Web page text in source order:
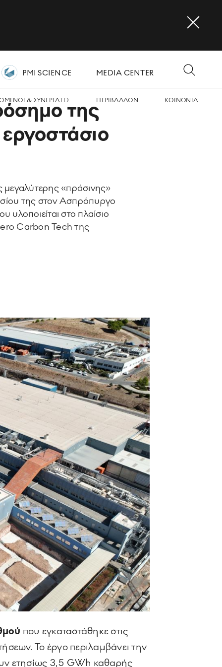
PMI SCIENCE MEDIA CENTER
& ΣΥΝΕΡΓΑΤΕΣ ΠΕΡΙΒΑΛΛΟΝ ΚΟΙΝΩΝΙA
της
«πράσινης»
της στον Ασπρόπυργο
υλοποιείται στο πλαίσιο
Carbon Tech της
που εγκαταστάθηκε στις
Το έργο περιλαμβάνει την
ετησίως 3,5 GWh καθαρής